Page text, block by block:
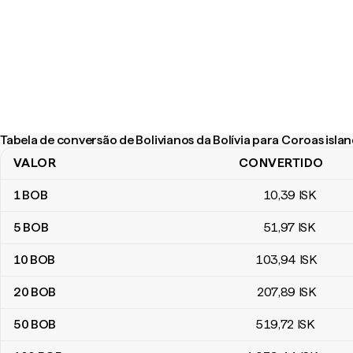
Tabela de conversão de Bolivianos da Bolívia para Coroas
Tabela de conversão de Bolivianos da Bolívia para Coroas
VALOR CONVERTIDO
1BOB 10,39 ISK
5 BOB 51,97 ISK
10 BOB 103,94 ISK
20 BOB 207,89 ISK
50 BOB 519,72 ISK